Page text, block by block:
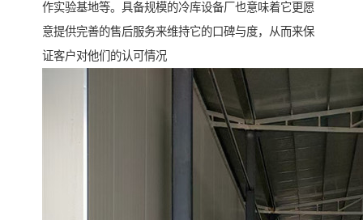
作实验基地等。具备规模的冷库设备厂也意味着它更愿
意提供完善的售后服务来维持它的口碑与度，从而来保
证客户对他们的认可情况